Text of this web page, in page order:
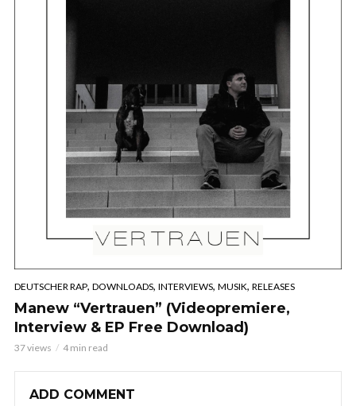
DEUTSCHER RAP, DOWNLOADS, INTERVIEWS, MUSIK, RELEASES
Manew “Vertrauen” (Videopremiere,
Interview & EP Free Download)
37 views 4 min read
ADD COMMENT